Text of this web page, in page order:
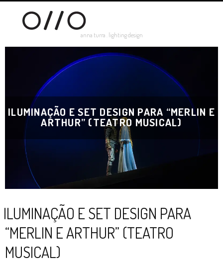
anna turra . lighting design
ILUMINAÇÃO E SET DESIGN PARA “MERLIN E
ARTHUR” (TEATRO MUSICAL)
ILUMINAÇÃO E SET DESIGN PARA
“MERLIN E ARTHUR” (TEATRO
MUSICAL)